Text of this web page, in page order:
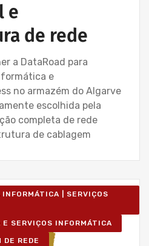
e
de rede
a DataRoad para
e
no armazém do Algarve
escolhida pela
completa de rede
de cablagem
| SERVIÇOS
SERVIÇOS INFORMÁTICA
DE REDE